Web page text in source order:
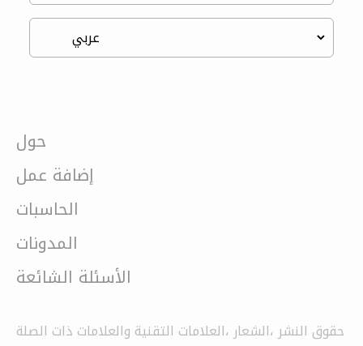
حول
إضافة عمل
الحاسبات
المدونات
الأسئلة الشائعة
حقوق النشر ،الشعار ،العلامات التقنية والعلامات ذات الصلة